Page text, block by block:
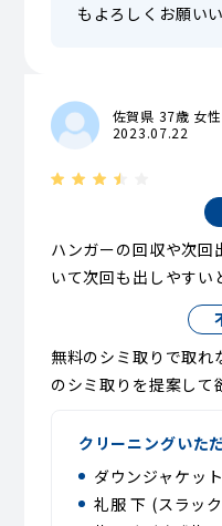
もよろしくお願い
佐賀県 37歳 女性
2023.07.22
ハンガーの回収や次回
いて次回も出しやすい
無料のシミ取りで取れ
のシミ取りを提案して
クリーニングいた
ダウンジャケット
礼服 下 (スラッ